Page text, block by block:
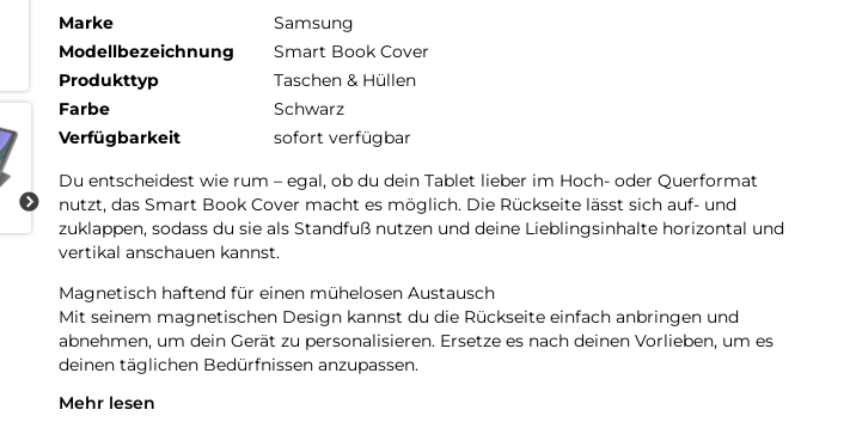
Marke
Samsung
Modellbezeichnung
Smart Book Cover
Produkttyp
Taschen & Hüllen
Farbe
Schwarz
Verfügbarkeit
sofort verfügbar
Du entscheidest wie rum – egal, ob du dein Tablet lieber im Hoch- oder Querformat
nutzt, das Smart Book Cover macht es möglich. Die Rückseite lässt sich auf- und
zuklappen, sodass du sie als Standfuß nutzen und deine Lieblingsinhalte horizontal und
vertikal anschauen kannst.
Magnetisch haftend für einen mühelosen Austausch
Mit seinem magnetischen Design kannst du die Rückseite einfach anbringen und
abnehmen, um dein Gerät zu personalisieren. Ersetze es nach deinen Vorlieben, um es
deinen täglichen Bedürfnissen anzupassen.
Automatischer Weck- und Ruhemodus:
Mehr lesen